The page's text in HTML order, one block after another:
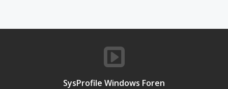
SysProfile Windows Foren